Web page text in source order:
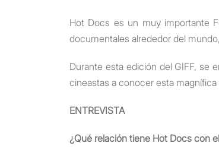
Hot Docs es un muy importante
documentales alrededor del
Durante esta edición del GIFF, se
cineastas a conocer esta magnífica
ENTREVISTA
¿Qué relación tiene Hot Docs con